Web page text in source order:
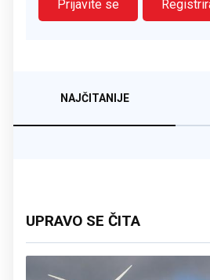
Prijavite se
NAJČITANIJE
UPRAVO SE ČITA